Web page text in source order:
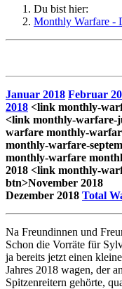
Du bist hier:
Monthly Warfare -
Januar 2018 Februar
2018 <link monthly-
<link monthly-warfare-
warfare monthly-
monthly-warfare-
monthly-warfare
2018 <link monthly-
btn>November 2018
Dezember 2018 Total
Na Freundinnen und
Schon die Vorräte für
ja bereits jetzt einen
Jahres 2018 wagen, der
Spitzenreitern gehörte,